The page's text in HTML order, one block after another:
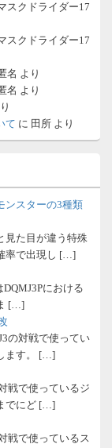
スクドライダー17
スクドライダー17
名 より
名 より
て に 田所 より
ンスターの3種類
見た目が違う特殊
率で出現し […]
における
[…]
の対戦で使ってい
ます。 […]
戦で使っているジ
でにど […]
戦で使っているス